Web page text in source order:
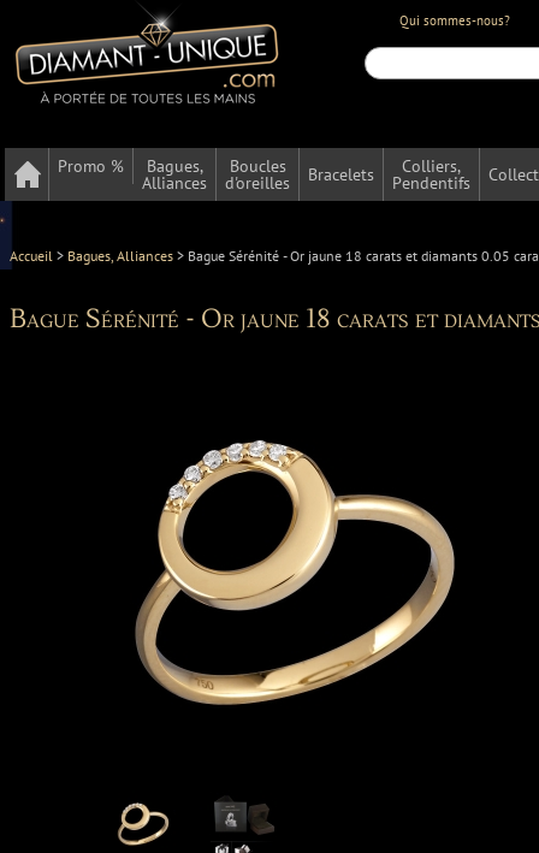
Qui sommes-nous?
Promo % Bagues,
Alliances
Boucles
d'oreilles Bracelets Colliers,
Pendentifs
Accueil > Bagues, Alliances > Bague Sérénité - Or jaune 18 carats et diamants 0.05
Bague Sérénité - Or jaune 18 carats et